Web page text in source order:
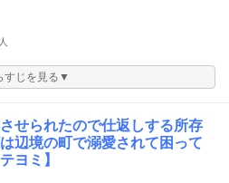
すじを見る▼
せられたので仕返しする所存
辺境の町で溺愛されて困って
ヨミ】